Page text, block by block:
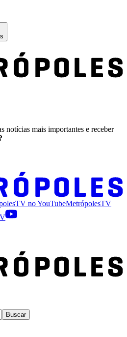
notícias mais importantes e receber
noYouTubeMetrópolesTV
Buscar